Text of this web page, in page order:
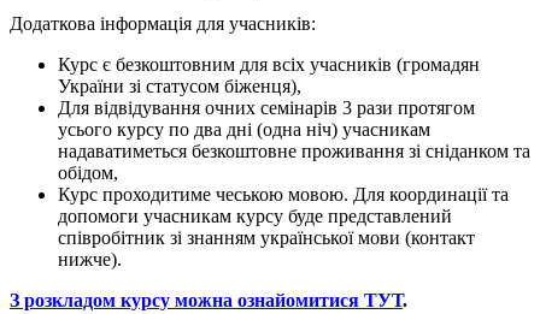
Додаткова інформація для учасників:
Курс є безкоштовним для всіх учасників (громадян
України зі статусом біженця),
Для відвідування очних семінарів 3 рази протягом
усього курсу по два дні (одна ніч) учасникам
надаватиметься безкоштовне проживання зі сніданком та
обідом,
Курс проходитиме чеською мовою. Для координації та
допомоги учасникам курсу буде представлений
співробітник зі знанням української мови (контакт
нижче).
З розкладом курсу можна ознайомитися ТУТ.